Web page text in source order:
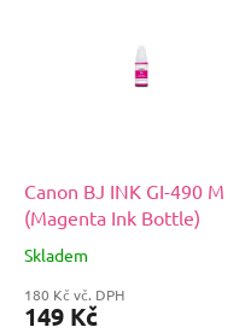
Canon BJ INK GI-490 M
(Magenta Ink Bottle)
Skladem
180 Kč vč. DPH
149 Kč